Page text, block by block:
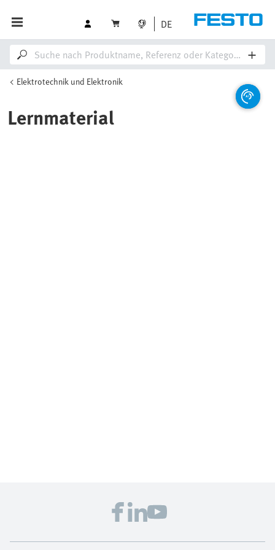
DE
Elektrotechnik und Elektronik
Lernmaterial